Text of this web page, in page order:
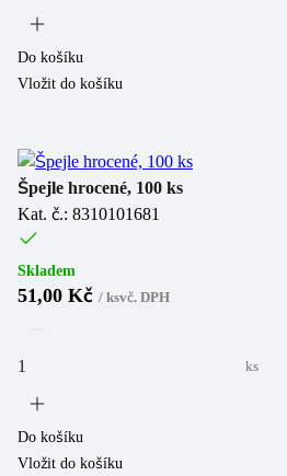
Do košíku
Vložit do košíku
Špejle hrocené, 100 ks
Kat. č.: 8310101681
Skladem
51,00 Kč / ksvč. DPH
ks
Do košíku
Vložit do košíku